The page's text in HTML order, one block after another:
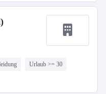
Urlaub >= 30